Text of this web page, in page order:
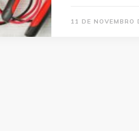
11 DE NOVEMBRO